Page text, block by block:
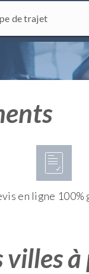
en ligne
villes